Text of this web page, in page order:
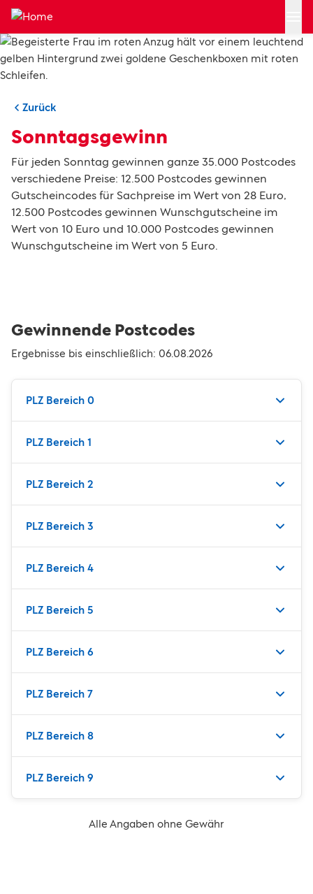
Zum Hauptinhalt springen
Zurück
Sonntagsgewinn
Für jeden Sonntag gewinnen ganze 35.000 Postcodes
verschiedene Preise: 12.500 Postcodes gewinnen
Gutscheincodes für Sachpreise im Wert von 28 Euro,
12.500 Postcodes gewinnen Wunschgutscheine im
Wert von 10 Euro und 10.000 Postcodes gewinnen
Wunschgutscheine im Wert von 5 Euro.
Gewinnende Postcodes
Ergebnisse bis einschließlich: 06.08.2026
PLZ Bereich 0
PLZ Bereich 1
PLZ Bereich 2
PLZ Bereich 3
PLZ Bereich 4
PLZ Bereich 5
PLZ Bereich 6
PLZ Bereich 7
PLZ Bereich 8
PLZ Bereich 9
Alle Angaben ohne Gewähr